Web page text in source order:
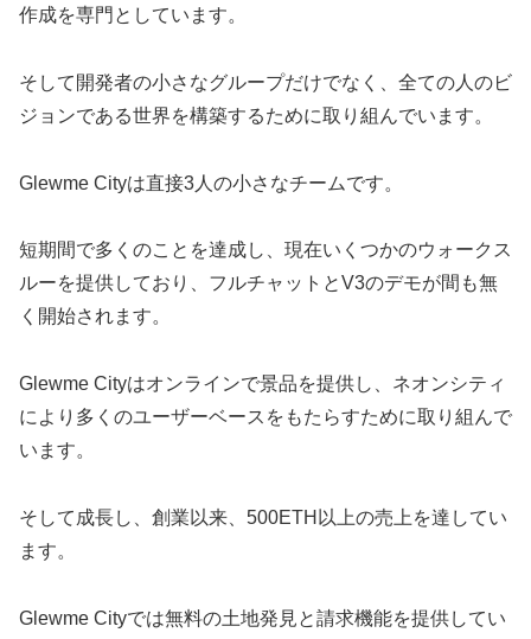
作成を専門としています。
そして開発者の小さなグループだけでなく、全ての人のビ
ジョンである世界を構築するために取り組んでいます。
Glewme Cityは直接3人の小さなチームです。
短期間で多くのことを達成し、現在いくつかのウォークス
ルーを提供しており、フルチャットとV3のデモが間も無
く開始されます。
Glewme Cityはオンラインで景品を提供し、ネオンシティ
により多くのユーザーベースをもたらすために取り組んで
います。
そして成長し、創業以来、500ETH以上の売上を達してい
ます。
Glewme Cityでは無料の土地発見と請求機能を提供してい